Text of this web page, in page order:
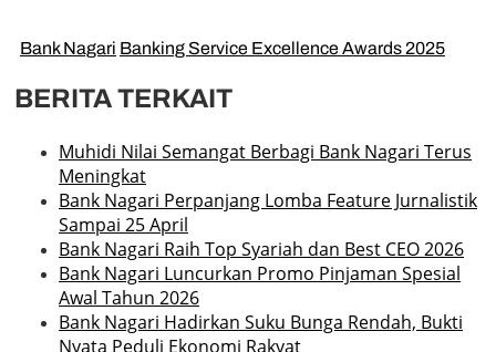
Bank Nagari Banking Service Excellence Awards 2025
BERITA TERKAIT
Muhidi Nilai Semangat Berbagi Bank Nagari Terus
Meningkat
Bank Nagari Perpanjang Lomba Feature Jurnalistik
Sampai 25 April
Bank Nagari Raih Top Syariah dan Best CEO 2026
Bank Nagari Luncurkan Promo Pinjaman Spesial
Awal Tahun 2026
Bank Nagari Hadirkan Suku Bunga Rendah, Bukti
Nyata Peduli Ekonomi Rakyat